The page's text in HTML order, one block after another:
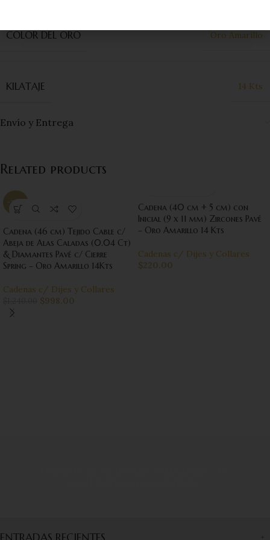
COLOR DEL ORO
Oro Amarillo
KILATAJE 14 Kts
Envío y Entrega
Related products
-20%
Cadena (46 cm) Tejido Cable c/
Abeja de Alas Caladas (0.04 Ct)
& Diamantes Pavé c/ Cierre
Spring – Oro Amarillo 14Kts
Cadenas c/ Dijes y Collares
$998.00
Cadena (40 cm + 5 cm) con
Inicial (9 x 11 mm) Zircones Pavé
– Oro Amarillo 14 Kts
Cadenas c/ Dijes y Collares
$220.00
ENTRADAS RECIENTES